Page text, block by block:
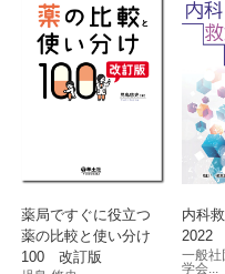
薬局ですぐに役立つ
薬の比較と使い分け
100 改訂版
内科
2022
一般社
学会...